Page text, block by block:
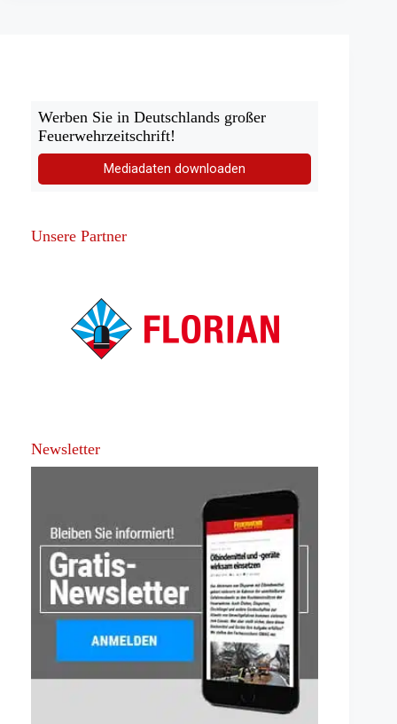
Werben Sie in Deutschlands großer
Feuerwehrzeitschrift!
Mediadaten downloaden
Unsere Partner
Newsletter